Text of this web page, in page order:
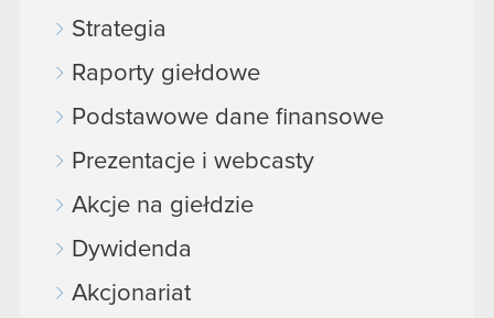
Strategia
Raporty giełdowe
Podstawowe dane finansowe
Prezentacje i webcasty
Akcje na giełdzie
Dywidenda
Akcjonariat